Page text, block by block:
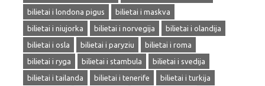
bilietai i londona pigus
bilietai i maskva
bilietai i niujorka
bilietai i norvegija
bilietai i olandija
bilietai i osla
bilietai i paryziu
bilietai i roma
bilietai i ryga
bilietai i stambula
bilietai i svedija
bilietai i tailanda
bilietai i tenerife
bilietai i turkija